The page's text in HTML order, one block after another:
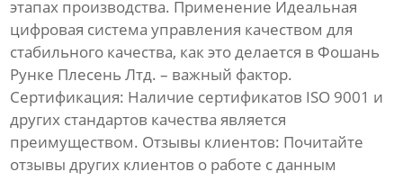
этапах производства. Применение Идеальная
цифровая система управления качеством для
стабильного качества, как это делается в Фошань
Рунке Плесень Лтд. – важный фактор.
Сертификация: Наличие сертификатов ISO 9001 и
других стандартов качества является
преимуществом. Отзывы клиентов: Почитайте
отзывы других клиентов о работе с данным